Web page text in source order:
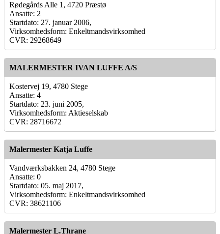
Rødegårds Alle 1, 4720 Præstø
Ansatte: 2
Startdato: 27. januar 2006,
Virksomhedsform: Enkeltmandsvirksomhed
CVR: 29268649
MALERMESTER IVAN LUFFE A/S
Kostervej 19, 4780 Stege
Ansatte: 4
Startdato: 23. juni 2005,
Virksomhedsform: Aktieselskab
CVR: 28716672
Malermester Katja Luffe
Vandværksbakken 24, 4780 Stege
Ansatte: 0
Startdato: 05. maj 2017,
Virksomhedsform: Enkeltmandsvirksomhed
CVR: 38621106
Malermester L.Thrane